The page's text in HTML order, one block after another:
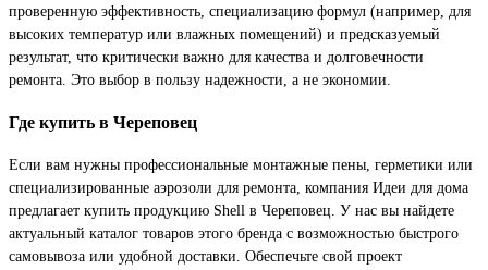
проверенную эффективность, специализацию формул (например, для
высоких температур или влажных помещений) и предсказуемый
результат, что критически важно для качества и долговечности
ремонта. Это выбор в пользу надежности, а не экономии.
Где купить в Череповец
Если вам нужны профессиональные монтажные пены, герметики или
специализированные аэрозоли для ремонта, компания Идеи для дома
предлагает купить продукцию Shell в Череповец. У нас вы найдете
актуальный каталог товаров этого бренда с возможностью быстрого
самовывоза или удобной доставки. Обеспечьте свой проект